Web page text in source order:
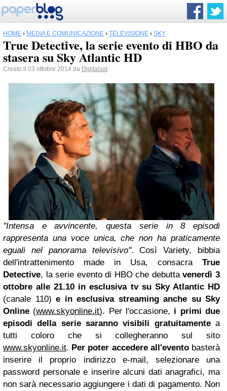
HOME › MEDIA E COMUNICAZIONE › TELEVISIONE › SKY
True Detective, la serie evento di HBO da
stasera su Sky Atlantic HD
Creato il 03 ottobre 2014 da Digitalsat
''Intensa e avvincente, questa serie in 8 episodi
rappresenta una voce unica, che non ha praticamente
eguali nel panorama televisivo''. Così Variety, bibbia
dell'intrattenimento made in Usa, consacra True
Detective, la serie evento di HBO che debuttavenerdì 3
ottobre alle 21.10 in esclusiva tv su Sky Atlantic HD
(canale 110) e in esclusiva streaming anche su Sky
Online (www.skyonline.it). Per l'occasione, i primi due
episodi della serie saranno visibili gratuitamentea
tutti coloro che si collegheranno sul sito
www.skyonline.it. Per poter accedere all'eventobasterà
inserire il proprio indirizzo e-mail, selezionare una
password personale e inserire alcuni dati anagrafici, ma
non sarà necessario aggiungere i dati di pagamento. Non